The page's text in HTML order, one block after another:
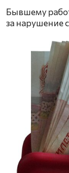
Бывшему
за нарушение